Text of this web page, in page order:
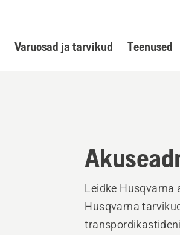
Varuosad ja tarvikud Teenused
Leidke
Husqvarna
transpordikastideni